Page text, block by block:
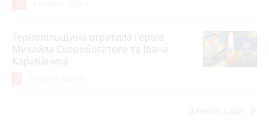
Тернопільщина втратила Героїв
Михайла Скоробогатого та Івана
Карабаника